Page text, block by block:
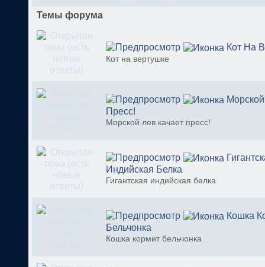
Темы форума
Кот На
Кот на вертушке
Пресс!
Морской лев качает пресс!
Индийская Белка
Гигантская индийская белка
Кошка
Бельчонка
Кошка кормит бельчонка